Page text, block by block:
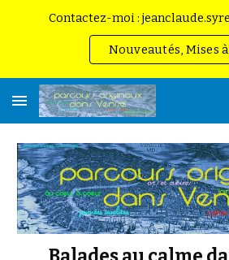
Contactez-moi :
Nouveautés, Mises